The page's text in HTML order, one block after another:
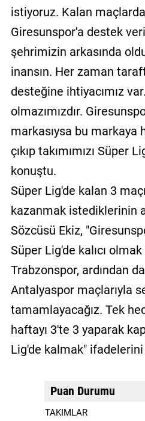
istiyoruz. Kalan
Giresunspor'a destek
şehrimizin arkasında
inansın. Her zaman
desteğine ihtiyacımız
olmazımızdır.
markasıysa bu markaya
çıkıp takımımızı Süper
konuştu.
Süper Lig'de kalan 3
kazanmak istediklerinin
Sözcüsü Ekiz,
Süper Lig'de kalıcı
Trabzonspor, ardından
Antalyaspor maçlarıyla
tamamlayacağız. Tek
haftayı 3'te 3 yaparak
Lig'de kalmak" ifadelerini
Puan Durumu
TAKIMLAR